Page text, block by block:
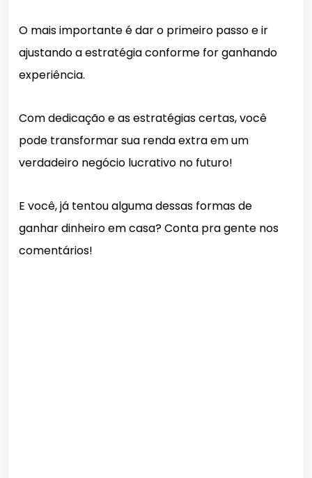
O mais importante é dar o primeiro passo e ir
ajustando a estratégia conforme for ganhando
experiência.
Com dedicação e as estratégias certas, você
pode transformar sua renda extra em um
verdadeiro negócio lucrativo no futuro!
E você, já tentou alguma dessas formas de
ganhar dinheiro em casa? Conta pra gente nos
comentários!